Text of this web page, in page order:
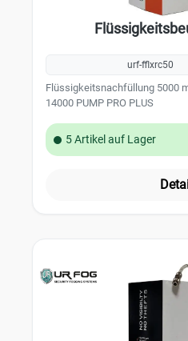
urf-fflxrc50
Flüssigkeitsnachfüllung 5000
5 Artikel auf Lager